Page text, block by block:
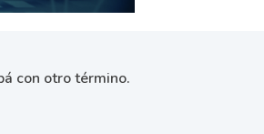
con otro término.